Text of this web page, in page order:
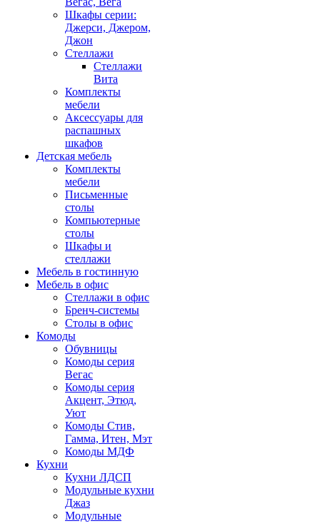
Шкафы серии:
Джерси, Джером,
Джон
Стеллажи
Стеллажи
Вита
Комплекты
мебели
Аксессуары для
распашных
шкафов
Детская мебель
Комплекты
мебели
Письменные
столы
Компьютерные
столы
Шкафы и
стеллажи
Мебель в гостинную
Мебель в офис
Стеллажи в офис
Бренч-системы
Столы в офис
Комоды
Обувницы
Комоды серия
Вегас
Комоды серия
Акцент, Этюд,
Уют
Комоды Стив,
Гамма, Итен, Мэт
Комоды МДФ
Кухни
Кухни ЛДСП
Модульные кухни
Джаз
Модульные